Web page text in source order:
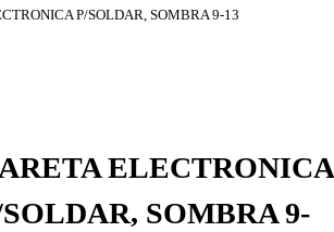
P/SOLDAR, SOMBRA 9-13
ELECTRONICA
SOMBRA 9-